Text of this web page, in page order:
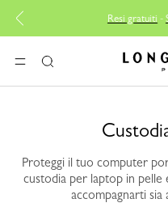
Resi gratuiti-Scopri
MENURicerca Longchamp
Proteggi il tuo computer
custodia per laptop in pelle
accompagnarti sia